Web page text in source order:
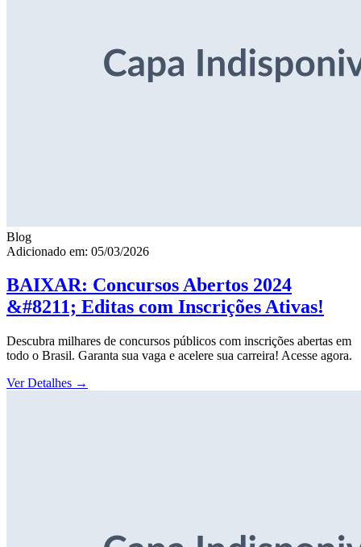
Blog
Adicionado em: 05/03/2026
BAIXAR: Concursos Abertos 2024
&#8211; Editas com Inscrições Ativas!
Descubra milhares de concursos públicos com inscrições abertas em
todo o Brasil. Garanta sua vaga e acelere sua carreira! Acesse agora.
Ver Detalhes →